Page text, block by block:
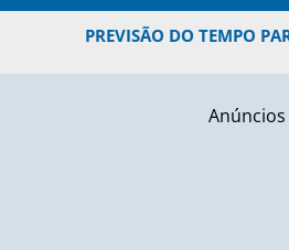
PREVISÃO DO TEMPO
Anúncios